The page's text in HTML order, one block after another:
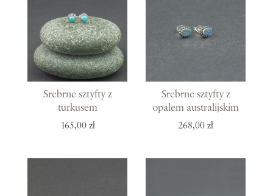
Srebrne sztyfty z
turkusem
165,00 zł
Srebrne sztyfty z
opalem australijskim
268,00 zł